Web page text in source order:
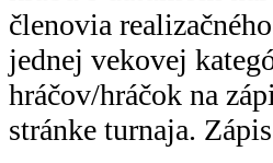
členovia
jednej vekovej
hráčov/hráčok na
stránke turnaja.